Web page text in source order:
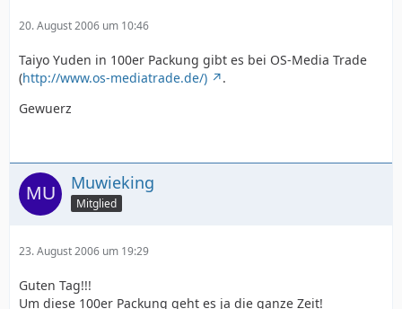
20. August 2006 um 10:46
Taiyo Yuden in 100er Packung gibt es bei OS-Media Trade
(http://www.os-mediatrade.de/)
.
Gewuerz
Muwieking
Mitglied
23. August 2006 um 19:29
Guten Tag!!!
Um diese 100er Packung geht es ja die ganze Zeit!